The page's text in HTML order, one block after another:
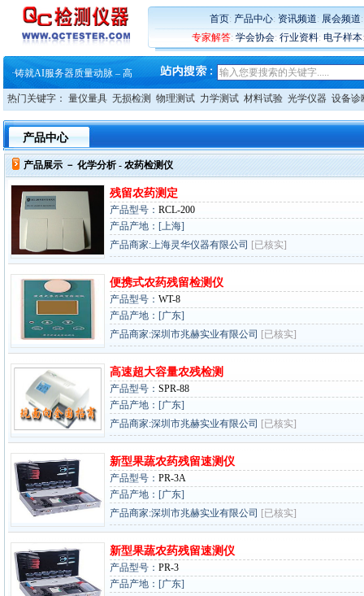
首页: 产品中心: 资讯频道: 展会频道
专家解答: 学会协会: 行业资料: 电子样本
·蔡司软件 | 高效变形分析能
·铸就AI服务器质量动脉 – 高
·铸就AI服务器质量动脉 – 高
·ZEISS BOSELLO ADR 让内部缺
大牌云集 买家升级 ——26
·蔡司软件 | 高效变形分析能
·铸就AI服务器质量动脉 – 高
·铸就AI服务器质量动脉 – 高
ZEISS BOSELLO ADR 让内部缺
蔡司和亿纬锂能达成战略合作
大牌云集 买家升级 ——26
热门关键字： 量仪量具 无损检测 物理测试 力学测试 材料试验 光学仪器 设备诊
产品中心
产品展示 － 化学分析- 农药检测仪
残留农药测定
产品型号： RCL-200
产品产地：[上海]
产品商家:上海灵华仪器有限公司 [已核实]
便携式农药残留检测仪
产品型号： WT-8
产品产地：[广东]
产品商家:深圳市兆赫实业有限公司 [已核实]
高速超大容量农残检测
产品型号： SPR-88
产品产地：[广东]
产品商家:深圳市兆赫实业有限公司 [已核实]
新型果蔬农药残留速测仪
产品型号： PR-3A
产品产地：[广东]
产品商家:深圳市兆赫实业有限公司 [已核实]
新型果蔬农药残留速测仪
产品型号： PR-3
产品产地：[广东]